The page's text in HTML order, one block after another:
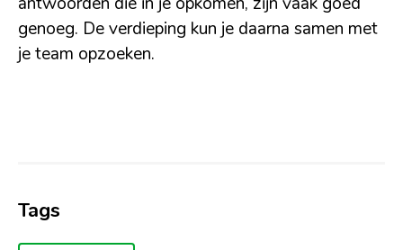
genoeg. De verdieping kun je daarna samen met
je team opzoeken.
Tags